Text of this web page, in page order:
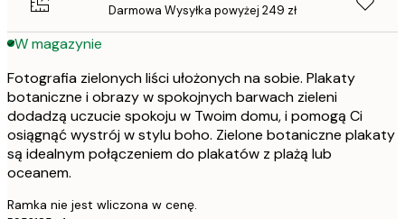
Darmowa Wysyłka powyżej 249 zł
W magazynie
Fotografia zielonych liści ułożonych na sobie. Plakaty
botaniczne i obrazy w spokojnych barwach zieleni
dodadzą uczucie spokoju w Twoim domu, i pomogą Ci
osiągnąć wystrój w stylu boho. Zielone botaniczne plakaty
są idealnym połączeniem do plakatów z plażą lub
oceanem.
Ramka nie jest wliczona w cenę.